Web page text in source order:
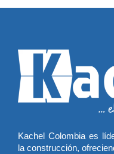
Kachel Colombia es
la construcción,